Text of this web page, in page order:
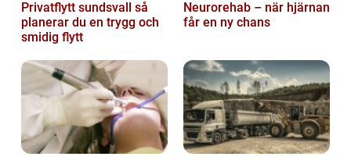
Privatflytt sundsvall så
planerar du en trygg och
smidig flytt
Neurorehab – när hjärnan
får en ny chans